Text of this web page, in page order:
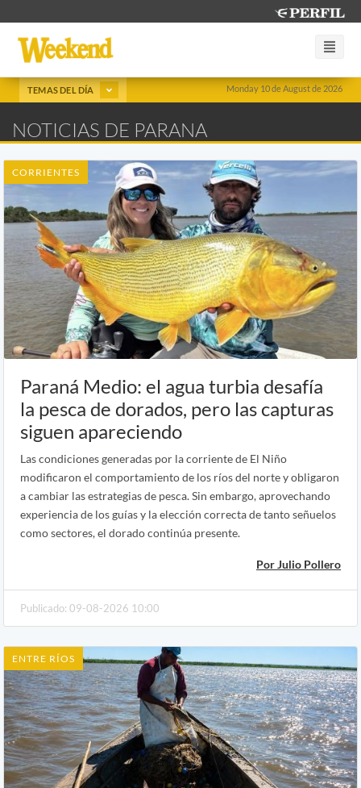
Monday 10 de August de 2026
TEMAS DEL DÍA
NOTICIAS DE PARANA
CORRIENTES
Paraná Medio: el agua turbia desafía
la pesca de dorados, pero las capturas
siguen apareciendo
Las condiciones generadas por la corriente de El Niño
modificaron el comportamiento de los ríos del norte y obligaron
a cambiar las estrategias de pesca. Sin embargo, aprovechando
experiencia de los guías y la elección correcta de tanto señuelos
como sectores, el dorado continúa presente.
Por Julio Pollero
Publicado: 09-08-2026 10:00
ENTRE RÍOS